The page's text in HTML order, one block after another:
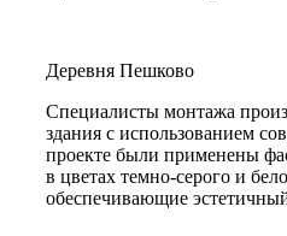
Деревня Пешково
Специалисты монтажа
здания с использованием
проекте были применены
в цветах темно-серого и
обеспечивающие